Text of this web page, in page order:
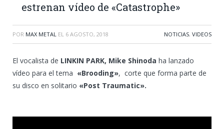
estrenan vídeo de «Catastrophe»
POR MAX METAL EL 6 AGOSTO, 2018 NOTICIAS, VIDEOS
El vocalista de LINKIN PARK, Mike Shinoda ha lanzado
vídeo para el tema «Brooding», corte que forma parte de
su disco en solitario «Post Traumatic».